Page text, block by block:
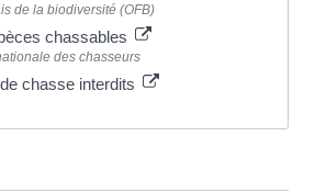
de la biodiversité (OFB)
chassables
des chasseurs
chasse interdits